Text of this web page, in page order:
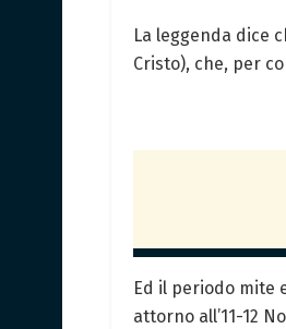
La leggenda dice
Cristo), che, per
Ed il periodo mite
attorno all’11-12